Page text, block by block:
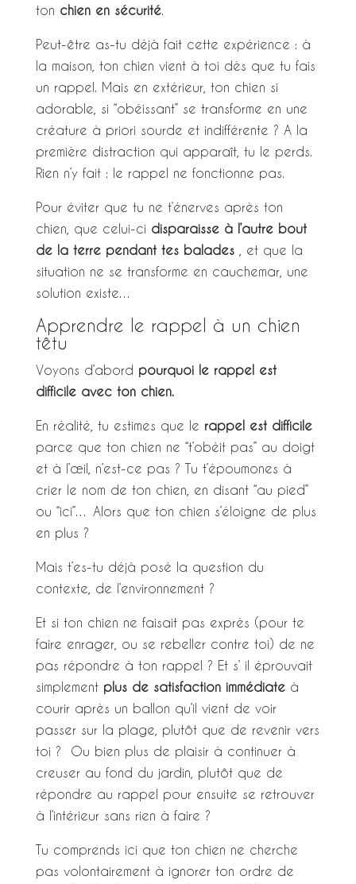
ton chien en sécurité.
Peut-être as-tu déjà fait cette expérience : à
la maison, ton chien vient à toi dès que tu fais
un rappel. Mais en extérieur, ton chien si
adorable, si “obéissant” se transforme en une
créature à priori sourde et indifférente ? A la
première distraction qui apparaît, tu le perds.
Rien n’y fait : le rappel ne fonctionne pas.
Pour éviter que tu ne t’énerves après ton
chien, que celui-ci disparaisse à l’autre bout
de la terre pendant tes balades
, et que la
situation ne se transforme en cauchemar, une
solution existe…
Apprendre le rappel à un chien
têtu
Voyons d’abord pourquoi le rappel est
difficile avec ton chien.
En réalité, tu estimes que le rappel est difficile
parce que ton chien ne “t’obéit pas” au doigt
et à l’œil, n’est-ce pas ? Tu t’époumones à
crier le nom de ton chien, en disant “au pied”
ou “ici”… Alors que ton chien s’éloigne de plus
en plus ?
Mais t’es-tu déjà posé la question du
contexte, de l’environnement ?
Et si ton chien ne faisait pas exprès (pour te
faire enrager, ou se rebeller contre toi) de ne
pas répondre à ton rappel ? Et s’ il éprouvait
simplement plus de satisfaction immédiate à
courir après un ballon qu’il vient de voir
passer sur la plage, plutôt que de revenir vers
toi ? Ou bien plus de plaisir à continuer à
creuser au fond du jardin, plutôt que de
répondre au rappel pour ensuite se retrouver
à l’intérieur sans rien à faire ?
Tu comprends ici que ton chien ne cherche
pas volontairement à ignorer ton ordre de